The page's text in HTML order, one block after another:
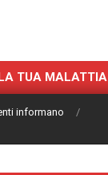
TUA MALATTIA
informano